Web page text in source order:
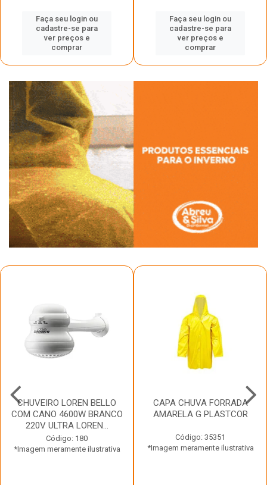
Faça seu login ou
cadastre-se para
ver preços e
comprar
Faça seu login ou
cadastre-se para
ver preços e
comprar
CHUVEIRO LOREN BELLO
COM CANO 4600W BRANCO
220V ULTRA LOREN...
Código: 180
*Imagem meramente ilustrativa
CAPA CHUVA FORRADA
AMARELA G PLASTCOR
Código: 35351
*Imagem meramente ilustrativa